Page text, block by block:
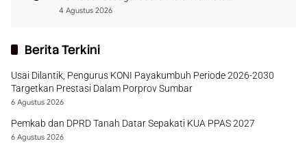
Payakumbuh
4 Agustus 2026
Berita Terkini
Usai Dilantik, Pengurus KONI Payakumbuh Periode 2026-2030
Targetkan Prestasi Dalam Porprov Sumbar
6 Agustus 2026
Pemkab dan DPRD Tanah Datar Sepakati KUA PPAS 2027
6 Agustus 2026